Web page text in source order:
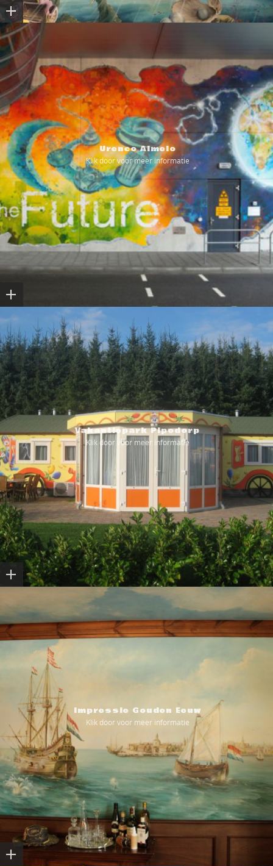
Urenco Almelo
Klik door voor meer informatie
Vakantiepark Pipodorp
Klik door voor meer informatie
Impressie Gouden Eeuw
Klik door voor meer informatie